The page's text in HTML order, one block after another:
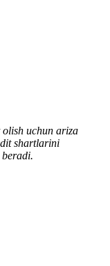
uchun ariza
shartlarini